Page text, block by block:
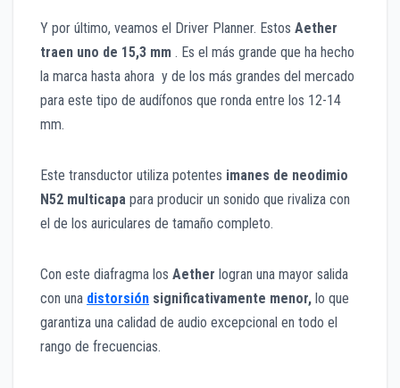
Y por último, veamos el Driver Planner. Estos Aether
traen uno de 15,3 mm . Es el más grande que ha hecho
la marca hasta ahora y de los más grandes del mercado
para este tipo de audífonos que ronda entre los 12-14
mm.
Este transductor utiliza potentes imanes de neodimio
N52 multicapa para producir un sonido que rivaliza con
el de los auriculares de tamaño completo.
Con este diafragma los Aether logran una mayor salida
con una distorsión significativamente menor, lo que
garantiza una calidad de audio excepcional en todo el
rango de frecuencias.